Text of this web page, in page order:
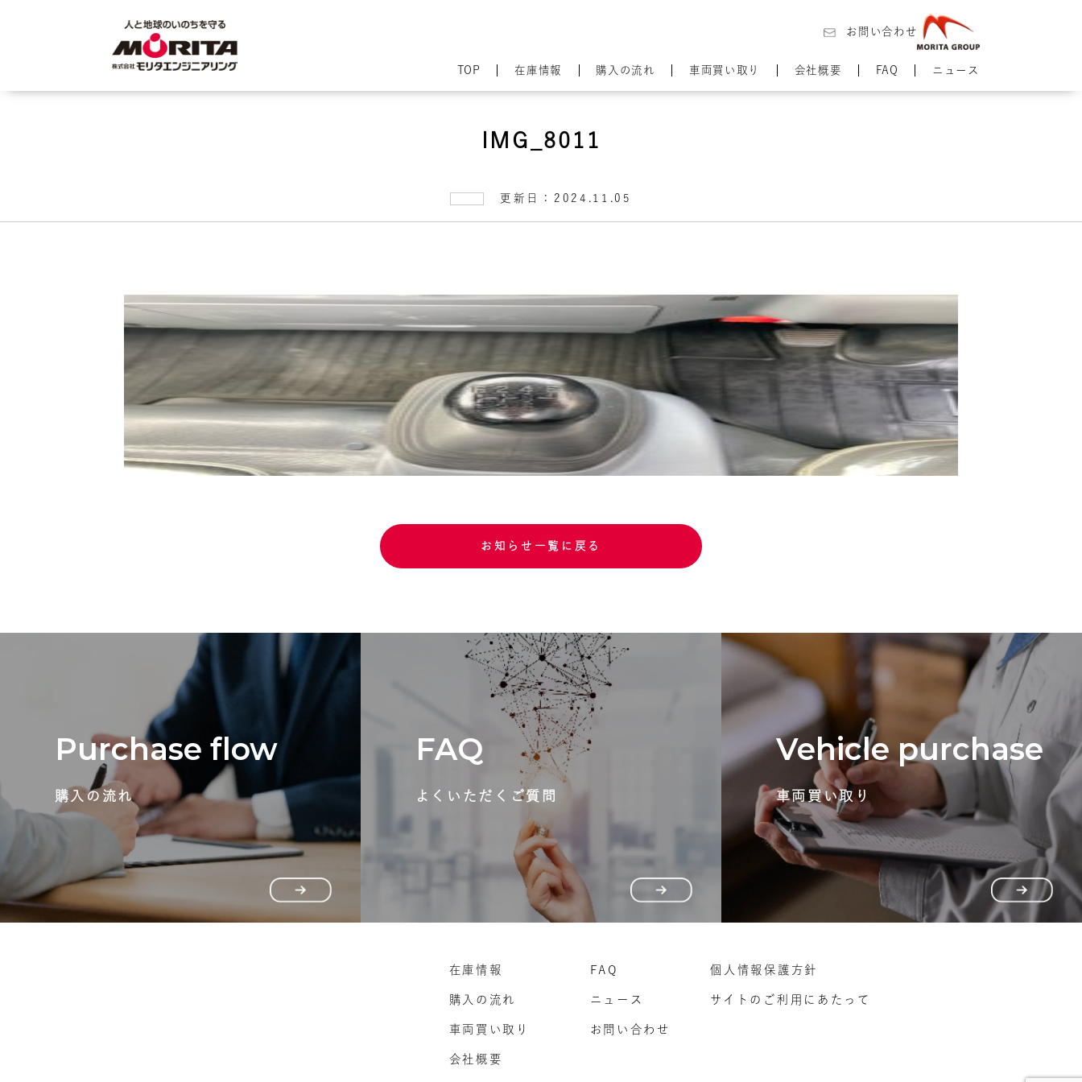
お問い合わせ
TOP 在庫情報 購入の流れ 車両買い取り 会社概要 FAQ ニュース
IMG_8011
更新日：2024.11.05
お知らせ一覧に戻る
Purchase flow
購入の流れ
FAQ
よくいただくご質問
Vehicle purchase
車両買い取り
在庫情報
購入の流れ
車両買い取り
会社概要
FAQ
ニュース
お問い合わせ
個人情報保護方針
サイトのご利用にあたって